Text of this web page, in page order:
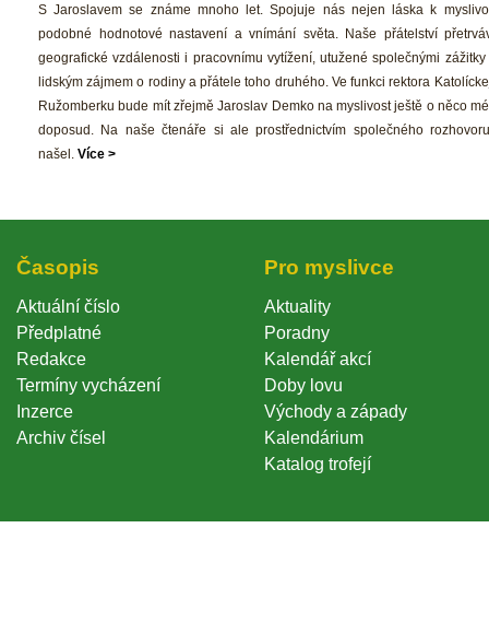
S Jaroslavem se známe mnoho let. Spojuje nás nejen láska k
podobné hodnotové nastavení a vnímání světa. Naše přátelství
geografické vzdálenosti i pracovnímu vytížení, utužené společnými
lidským zájmem o rodiny a přátele toho druhého. Ve funkci rektora
Ružomberku bude mít zřejmě Jaroslav Demko na myslivost ještě o něco
doposud. Na naše čtenáře si ale prostřednictvím společného
našel. Více >
Časopi
Aktuální číslo
Předplatné
Redakce
Termíny vycházení
Inzerce
Archiv čísel
Pro myslivce
Aktuality
Poradny
Kalendář akcí
Doby lovu
Východy a západy
Kalendárium
Katalog trofejí